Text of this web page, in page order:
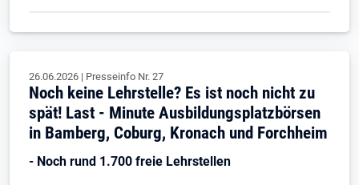
26.06.2026 | Presseinfo Nr. 27
Noch keine Lehrstelle? Es ist noch nicht zu
spät! Last - Minute Ausbildungsplatzbörsen
in Bamberg, Coburg, Kronach und Forchheim
- Noch rund 1.700 freie Lehrstellen